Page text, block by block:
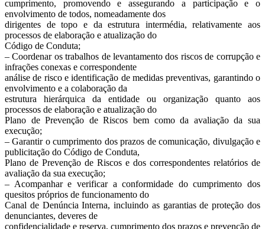
cumprimento, promovendo e assegurando a participação e o
envolvimento de todos, nomeadamente dos
dirigentes de topo e da estrutura intermédia, relativamente aos
processos de elaboração e atualização do
Código de Conduta;
– Coordenar os trabalhos de levantamento dos riscos de corrupção e
infrações conexas e correspondente
análise de risco e identificação de medidas preventivas, garantindo o
envolvimento e a colaboração da
estrutura hierárquica da entidade ou organização quanto aos
processos de elaboração e atualização do
Plano de Prevenção de Riscos bem como da avaliação da sua
execução;
– Garantir o cumprimento dos prazos de comunicação, divulgação e
publicitação do Código de Conduta,
Plano de Prevenção de Riscos e dos correspondentes relatórios de
avaliação da sua execução;
– Acompanhar e verificar a conformidade do cumprimento dos
quesitos próprios de funcionamento do
Canal de Denúncia Interna, incluindo as garantias de proteção dos
denunciantes, deveres de
confidencialidade e reserva, cumprimento dos prazos e prevenção de